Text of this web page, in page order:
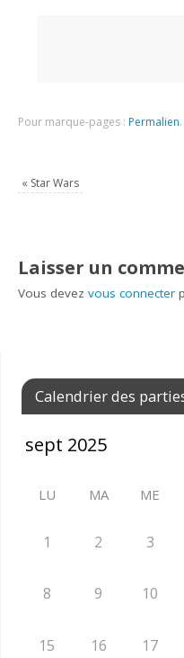
Pour marque-pages : Permalien.
« Star Wars
Laisser un
Vous devezvous connecter
Calendrier des
LU MA ME
1 2 3
8 9 10
15 16 17